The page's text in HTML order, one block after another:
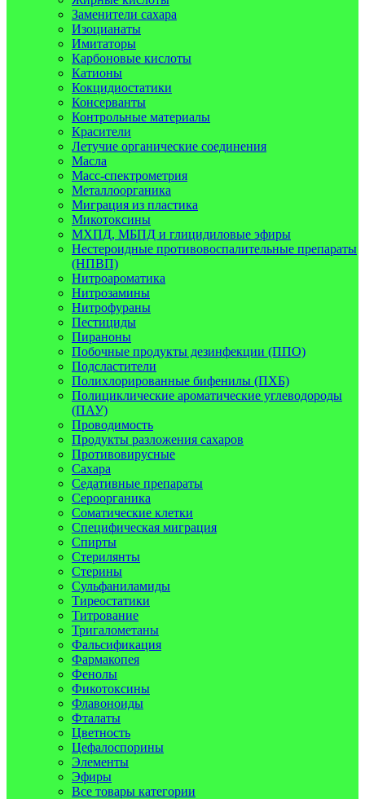
Заменители сахара
Изоцианаты
Имитаторы
Карбоновые кислоты
Катионы
Кокцидиостатики
Консерванты
Контрольные материалы
Красители
Летучие органические соединения
Масла
Масс-спектрометрия
Металлоорганика
Миграция из пластика
Микотоксины
МХПД, МБПД и глицидиловые эфиры
Нестероидные противовоспалительные препараты
(НПВП)
Нитроароматика
Нитрозамины
Нитрофураны
Пестициды
Пираноны
Побочные продукты дезинфекции (ППО)
Подсластители
Полихлорированные бифенилы (ПХБ)
Полициклические ароматические углеводороды
(ПАУ)
Проводимость
Продукты разложения сахаров
Противовирусные
Сахара
Седативные препараты
Сероорганика
Соматические клетки
Специфическая миграция
Спирты
Стерилянты
Стерины
Сульфаниламиды
Тиреостатики
Титрование
Тригалометаны
Фальсификация
Фармакопея
Фенолы
Фикотоксины
Флавоноиды
Фталаты
Цветность
Цефалоспорины
Элементы
Эфиры
Все товары категории